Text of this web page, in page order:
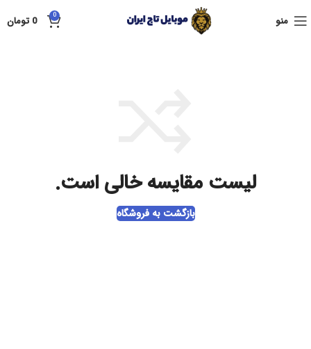
منو 0
0 تومان
لیست مقایسه خالی است.
بازگشت به فروشگاه